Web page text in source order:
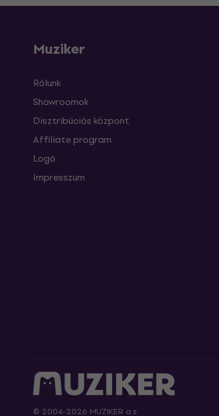
Muziker
Rólunk
Showroomok
Disztribúciós központ
Affiliate program
Logó
Impresszum
© 2004-2026 MUZIKER a.s.